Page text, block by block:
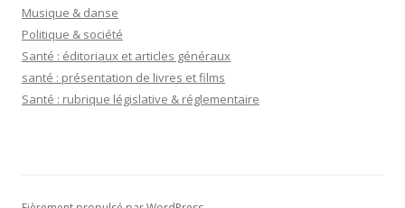
Musique & danse
Politique & société
Santé : éditoriaux et articles généraux
santé : présentation de livres et films
Santé : rubrique législative & réglementaire